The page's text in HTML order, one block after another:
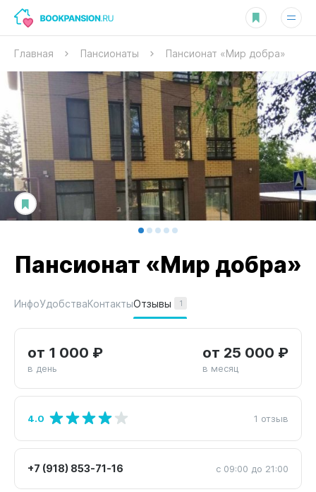
Главная Пансионаты Пансионат «Мир добра»
Пансионат «Мир добра»
ИнфоУдобстваКонтактыОтзывы 1
от 1 000 ₽
в день
от 25 000 ₽
в месяц
4.0 1 отзыв
+7 (918) 853-71-16 с 09:00 до 21:00